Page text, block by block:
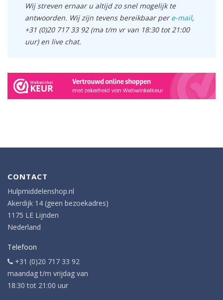
Wij streven ernaar u altijd zo snel mogelijk te
antwoorden. Wij zijn tevens bereikbaar pere-mail,
+31 (0)20 717 33 92 (ma t/m vr van 18:30 tot 21:00
uur) en live chat.
CONTACT
Hulpmiddelenshop.nl
Akerdijk 14 (geen bezoekadres)
1175 LE Lijnden
Nederland
Telefoon
+31 (0)20 717 33 92
maandag t/m vrijdag van
18:30 tot 21:00 uur